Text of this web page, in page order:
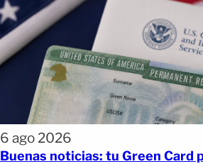
6 ago 2026
Buenas noticias: tu Green Card